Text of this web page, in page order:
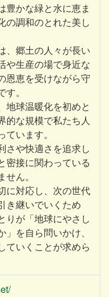
豊かな緑と水に恵ま
の調和のとれた美し
、郷土の人々が長い
や生産の場で身近な
恩恵を受けながら守
。
地球温暖化を初めと
的な規模で私たち人
います。
さや快適さを追求し
密接に関わっている
ん。
に対応し、次の世代
き継いでいくため
りが「地球にやさし
を自ら問いかけ、
ていくことが求めら